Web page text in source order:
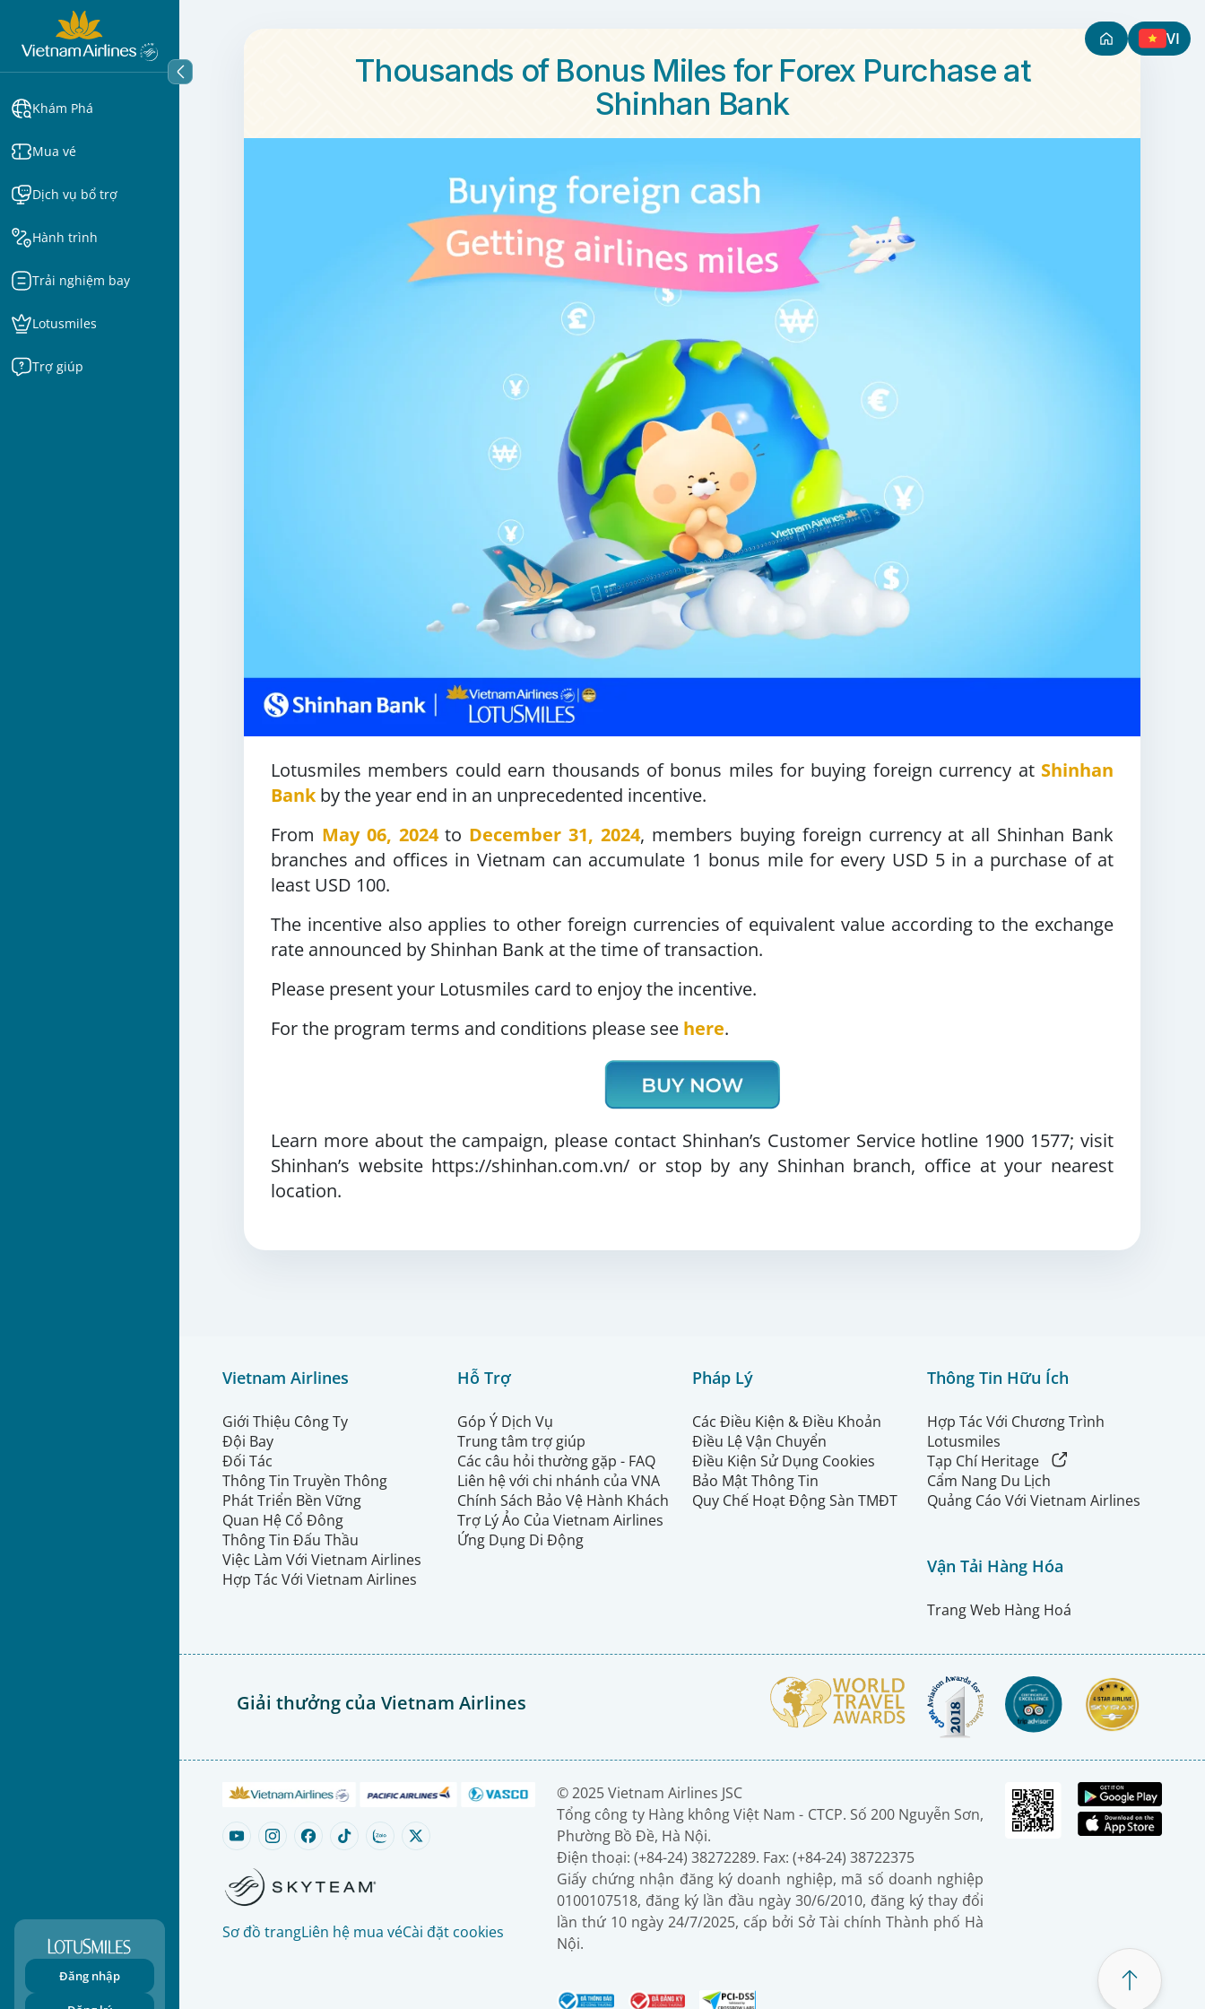
Khám Phá
Mua vé
Dịch vụ bổ trợ
Hành trình
Trải nghiệm bay
Lotusmiles
Trợ giúp
Đăng nhập
VI
Thousands of Bonus Miles for Forex Purchase at
Shinhan Bank
Lotusmiles members could earn thousands of bonus miles for buying foreign currency at Shinhan
Bankby the year end in an unprecedented incentive.
From May 06, 2024to December 31, 2024, members buying foreign currency at all Shinhan Bank
branches and offices in Vietnam can accumulate 1 bonus mile for every USD 5 in a purchase of at
least USD 100.
The incentive also applies to other foreign currencies of equivalent value according to the exchange
rate announced by Shinhan Bank at the time of transaction.
Please present your Lotusmiles card to enjoy the incentive.
For the program terms and conditions please see here.
Learn more about the campaign, please contact Shinhan’s Customer Service hotline 1900 1577; visit
Shinhan’s website https://shinhan.com.vn/ or stop by any Shinhan branch, office at your nearest
location.
Vietnam Airlines
Giới Thiệu Công Ty
Đội Bay
Đối Tác
Thông Tin Truyền Thông
Phát Triển Bền Vững
Quan Hệ Cổ Đông
Thông Tin Đấu Thầu
Việc Làm Với Vietnam Airlines
Hợp Tác Với Vietnam Airlines
Hỗ Trợ
Góp Ý Dịch Vụ
Trung tâm trợ giúp
Các câu hỏi thường gặp - FAQ
Liên hệ với chi nhánh của VNA
Chính Sách Bảo Vệ Hành Khách
Trợ Lý Ảo Của Vietnam Airlines
Ứng Dụng Di Động
Pháp Lý
Các Điều Kiện & Điều Khoản
Điều Lệ Vận Chuyển
Điều Kiện Sử Dụng Cookies
Bảo Mật Thông Tin
Quy Chế Hoạt Động Sàn TMĐT
Thông Tin Hữu Ích
Hợp Tác Với Chương Trình
Lotusmiles
Tạp Chí Heritage
Cẩm Nang Du Lịch
Quảng Cáo Với Vietnam Airlines
Vận Tải Hàng Hóa
Trang Web Hàng Hoá
Giải thưởng của Vietnam Airlines
Sơ đồ trangLiên hệ mua véCài đặt cookies
© 2025 Vietnam Airlines JSC
Tổng công ty Hàng không Việt Nam - CTCP. Số 200 Nguyễn Sơn,
Phường Bồ Đề, Hà Nội.
Điện thoại: (+84-24) 38272289. Fax: (+84-24) 38722375
Giấy chứng nhận đăng ký doanh nghiệp, mã số doanh nghiệp
0100107518, đăng ký lần đầu ngày 30/6/2010, đăng ký thay đổi
lần thứ 10 ngày 24/7/2025, cấp bởi Sở Tài chính Thành phố Hà
Nội.